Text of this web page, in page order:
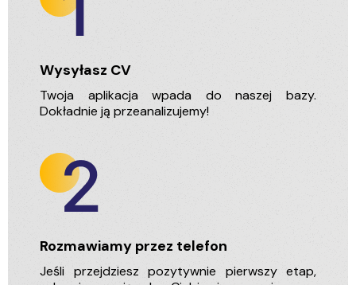
Wysyłasz CV
Twoja aplikacja wpada do naszej bazy.
Dokładnie ją przeanalizujemy!
Rozmawiamy przez telefon
Jeśli przejdziesz pozytywnie pierwszy etap,